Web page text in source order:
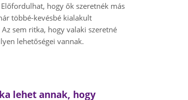
hogy ők szeretnék más
többé-kevésbé kialakult
sem ritka, hogy valaki szeretné
lehetőségei vannak.
lehet annak, hogy